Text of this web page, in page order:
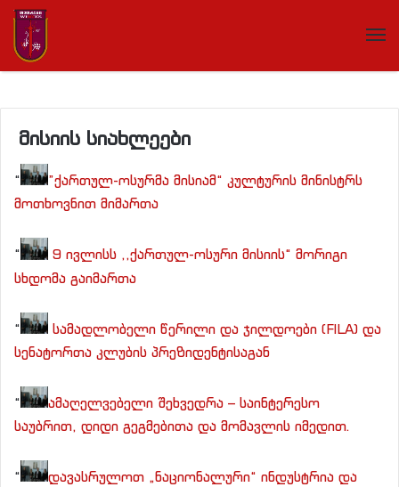
მისიის სიახლეები
“
”ქართულ-ოსურმა მისიამ“ კულტურის მინისტრს
მოთხოვნით მიმართა
“
9 ივლისს ,,ქართულ-ოსური მისიის“ მორიგი
სხდომა გაიმართა
“
სამადლობელი წერილი და ჯილდოები (FILA) და
სენატორთა კლუბის პრეზიდენტისაგან
“
ამაღელვებელი შეხვედრა – საინტერესო
საუბრით, დიდი გეგმებითა და მომავლის იმედით.
“
დავასრულოთ „ნაციონალური“ ინდუსტრია და